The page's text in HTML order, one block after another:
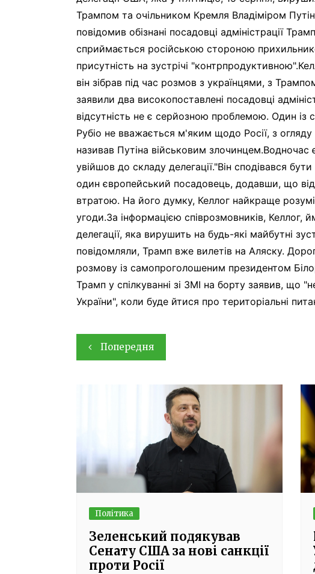
Трампом та очільником Кремля Владіміром
повідомив обізнані посадовці адміністрації
сприймається російською стороною
присутність на зустрічі
він зібрав під час розмов з українцями, з
заявили два високопоставлені посадовці
відсутність не є серйозною проблемою. Один із
Рубіо не вважається м'яким щодо Росії, з огляду
називав Путіна військовим
увійшов до складу делегації."Він сподівався
один європейський посадовець, додавши, що
втратою. На його думку, Келлог найкраще
угоди.За інформацією співрозмовників, Келлог,
делегації, яка вирушить на будь-які майбутні
повідомляли, Трамп вже вилетів на Аляску.
розмову із самопроголошеним президентом
Трамп у спілкуванні зі ЗМІ на борту заявив, що
України", коли буде йтися про територіальні
Навігація
записів
Попередня
Політика
Зеленський подякував
Сенату США за нові санкції
проти Росії